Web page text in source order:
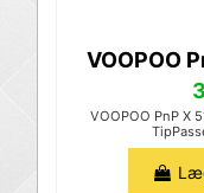
VOOPOO
VOOPOO PnP X